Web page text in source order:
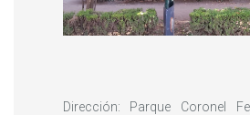
Dirección: Parque Coronel